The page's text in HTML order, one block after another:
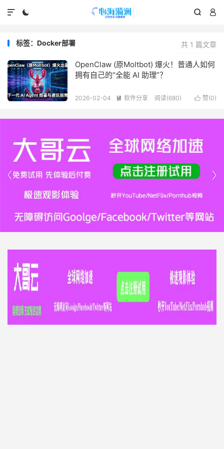
  

共 1 篇文章
标签：Docker部署
OpenClaw (原Moltbot) 爆火！普通人如何
拥有自己的“全能 AI 助理”？
 赞(0)
2026-02-04  软件分享 阅读(680)

